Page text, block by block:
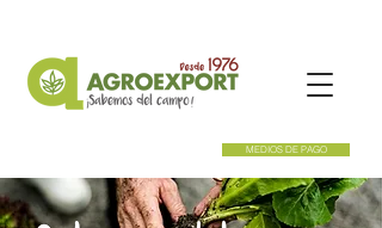
MEDIOS DE PAGO